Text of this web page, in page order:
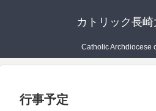
カトリック長崎
Catholic Archdiocese
行事予定